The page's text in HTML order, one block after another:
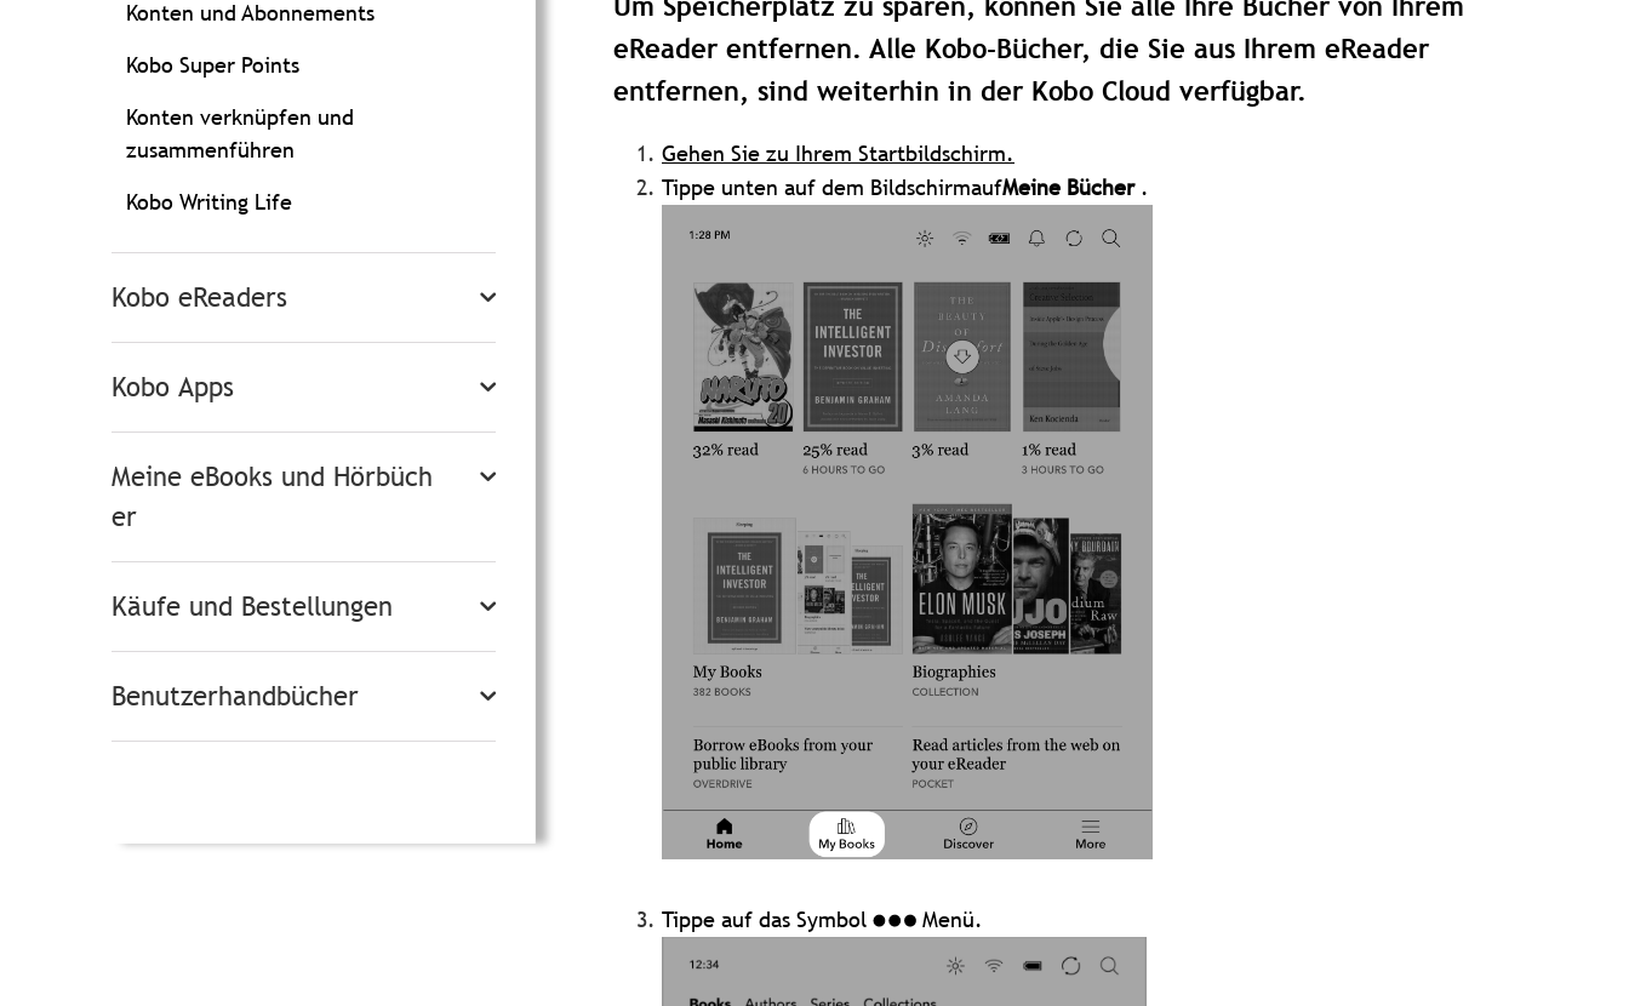
Konten und Abonnements
Kobo Super Points
Konten verknüpfen und
zusammenführen
Kobo Writing Life
Kobo eReaders
Kobo Apps
Meine eBooks und Hörbüch
er
Käufe und Bestellungen
Benutzerhandbücher
Um Speicherplatz zu sparen, können Sie alle Ihre Bücher von Ihrem
eReader entfernen. Alle Kobo-Bücher, die Sie aus Ihrem eReader
entfernen, sind weiterhin in der Kobo Cloud verfügbar.
Gehen Sie zu Ihrem Startbildschirm.
Tippe unten auf dem BildschirmaufMeine Bücher .
Tippe auf das Symbol Menü.